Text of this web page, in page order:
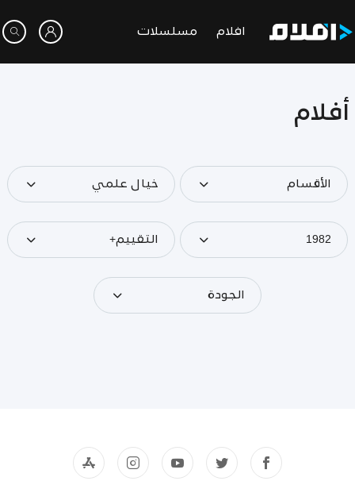
افلام مسلسلات
أفلام
الأقسام خيال علمي
1982 التقييم+
الجودة